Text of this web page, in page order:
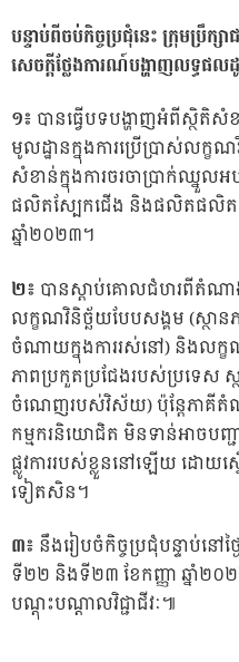
បន្ទាប់ពីចប់កិច្ចប្រជុំនេះ ក្រុមប្រឹក្
សេចក្តីថ្លែងការណ៍បង្ហាញលទ្ធផល
១៖ បានធ្វើបទបង្ហាញអំពីស្ថិតិសំ
មូលដ្ឋានក្នុងការប្រើប្រាស់លក្
សំខាន់ក្នុងការចរចាប្រាក់ឈ្នួលអ
ផលិតស្បែកជើង និងផលិតផលិត
ឆ្នាំ២០២៣។
២៖ បានស្តាប់គោលជំហរពីតំណ
លក្ខណវិនិច្ឆ័យបែបសង្គម (ស្ថាន
ចំណាយក្នុងការរស់នៅ) និងលក្ខ
ភាពប្រកួតប្រជែងរបស់ប្រទេស ស្
ចំណេញរបស់វិស័យ) ប៉ុន្តែភាគី
កម្មករនិយោជិត មិនទាន់អាចប
ផ្លូវការរបស់ខ្លួននៅឡើយ ដោយស្ន
ទៀតសិន។
៣៖ នឹងរៀបចំកិច្ចប្រជុំបន្ទាប់ន
ទី២២ និងទី២៣ ខែកញ្ញា ឆ្នាំ២០
បណ្តុះបណ្តាលវិជ្ជាជីវៈ៕